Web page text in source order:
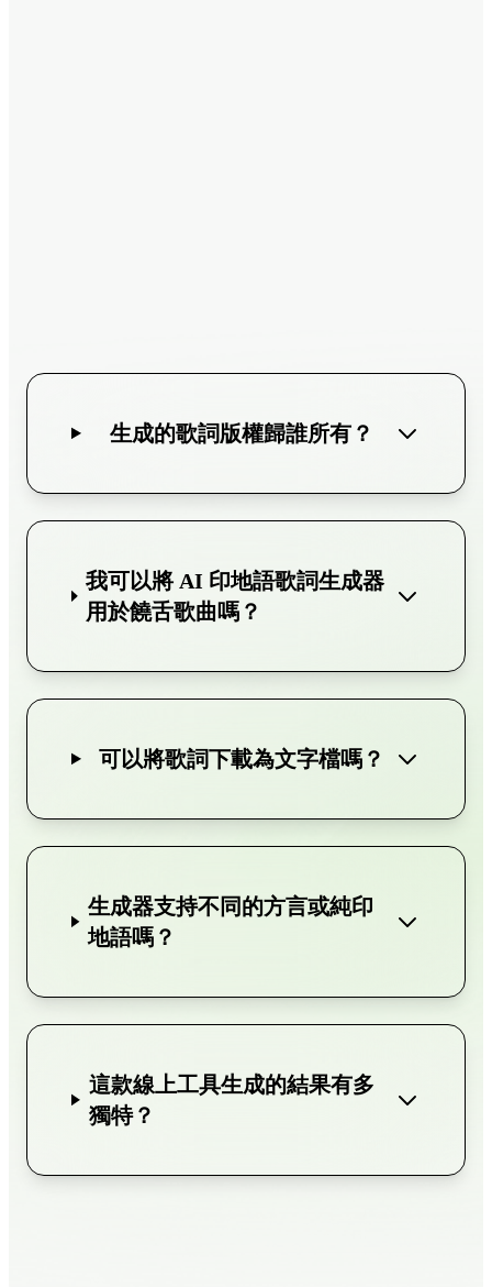
生成的歌詞版權歸誰所有？
我可以將 AI 印地語歌詞生成器
用於饒舌歌曲嗎？
可以將歌詞下載為文字檔嗎？
生成器支持不同的方言或純印
地語嗎？
這款線上工具生成的結果有多
獨特？